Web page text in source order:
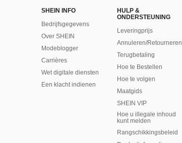
SHEIN INFO
Bedrijfsgegevens
Over SHEIN
Modeblogger
Carrières
Wet digitale diensten
Een klacht indienen
HULP &
ONDERSTEUNING
Leveringprijs
Annuleren/Retourneren
Terugbetaling
Hoe te Bestellen
Hoe te volgen
Maatgids
SHEIN VIP
Hoe u illegale inhoud
kunt melden
Rangschikkingsbeleid